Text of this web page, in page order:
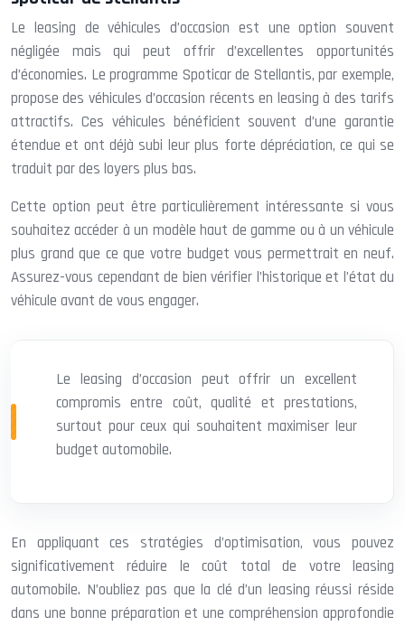
Le leasing de véhicules d’occasion est une option souvent
négligée mais qui peut offrir d’excellentes opportunités
d’économies. Le programme Spoticar de Stellantis, par exemple,
propose des véhicules d’occasion récents en leasing à des tarifs
attractifs. Ces véhicules bénéficient souvent d’une garantie
étendue et ont déjà subi leur plus forte dépréciation, ce qui se
traduit par des loyers plus bas.
Cette option peut être particulièrement intéressante si vous
souhaitez accéder à un modèle haut de gamme ou à un véhicule
plus grand que ce que votre budget vous permettrait en neuf.
Assurez-vous cependant de bien vérifier l’historique et l’état du
véhicule avant de vous engager.
Le leasing d’occasion peut offrir un excellent
compromis entre coût, qualité et prestations,
surtout pour ceux qui souhaitent maximiser leur
budget automobile.
En appliquant ces stratégies d’optimisation, vous pouvez
significativement réduire le coût total de votre leasing
automobile. N’oubliez pas que la clé d’un leasing réussi réside
dans une bonne préparation et une compréhension approfondie